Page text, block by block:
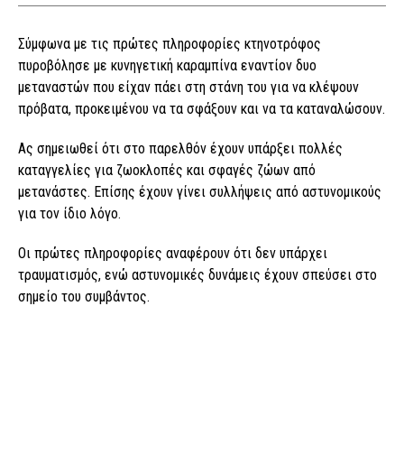
Σύμφωνα με τις πρώτες πληροφορίες κτηνοτρόφος
πυροβόλησε με κυνηγετική καραμπίνα εναντίον δυο
μεταναστών που είχαν πάει στη στάνη του για να κλέψουν
πρόβατα, προκειμένου να τα σφάξουν και να τα καταναλώσουν.
Ας σημειωθεί ότι στο παρελθόν έχουν υπάρξει πολλές
καταγγελίες για ζωοκλοπές και σφαγές ζώων από
μετανάστες. Επίσης έχουν γίνει συλλήψεις από αστυνομικούς
για τον ίδιο λόγο.
Οι πρώτες πληροφορίες αναφέρουν ότι δεν υπάρχει
τραυματισμός, ενώ αστυνομικές δυνάμεις έχουν σπεύσει στο
σημείο του συμβάντος.